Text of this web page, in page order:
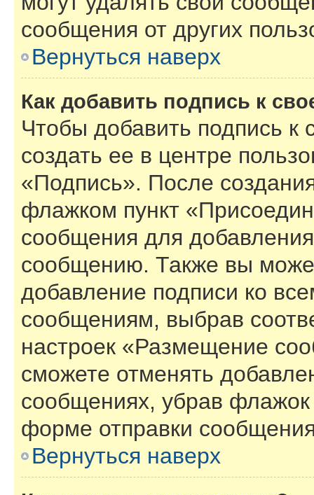
сообщения от других
Вернуться наверх
Как добавить подпись к
Чтобы добавить подпись
создать ее в центре
«Подпись». После
флажком пункт
сообщения для
сообщению. Также вы
добавление подписи ко
сообщениям, выбрав
настроек «Размещение
сможете отменять
сообщениях, убрав
форме отправки
Вернуться наверх